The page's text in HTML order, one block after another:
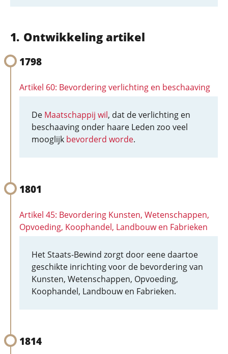
Ontwikkeling artikel
1798
Artikel 60: Bevordering verlichting en beschaaving
De Maatschappij wil, dat de verlichting en
beschaaving onder haare Leden zoo veel
mooglijk bevorderd worde.
1801
Artikel 45: Bevordering Kunsten, Wetenschappen,
Opvoeding, Koophandel, Landbouw en Fabrieken
Het Staats-Bewind zorgt door eene daartoe
geschikte inrichting voor de bevordering van
Kunsten, Wetenschappen, Opvoeding,
Koophandel, Landbouw en Fabrieken.
1814